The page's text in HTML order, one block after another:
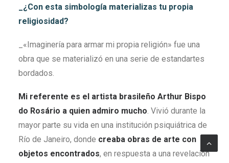
_¿Con esta simbología materializas tu propia
religiosidad?
_«Imaginería para armar mi propia religión» fue una
obra que se materializó en una serie de estandartes
bordados.
Mi referente es el artista brasileño Arthur Bispo
do Rosário a quien admiro mucho. Vivió durante la
mayor parte su vida en una institución psiquiátrica de
Río de Janeiro, donde creaba obras de arte con
objetos encontrados, en respuesta a una revelación